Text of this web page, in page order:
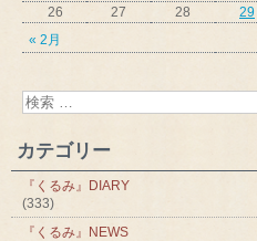
« 2月
26
27 28 29
カテゴリー
『くるみ』DIARY
(333)
『くるみ』NEWS